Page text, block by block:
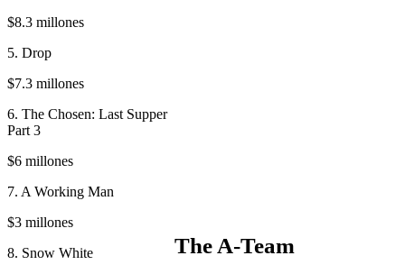
$8.3 millones
5. Drop
$7.3 millones
6. The Chosen: Last Supper
Part 3
$6 millones
7. A Working Man
$3 millones
8. Snow White
The A-Team